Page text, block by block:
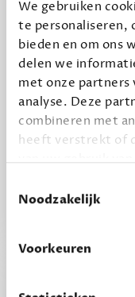
We gebruiken
te personaliseren,
bieden en om ons
delen we
met onze partners
analyse. Deze
combineren met
heeft verstrekt of
grondslag gebeurt,
wordt verwerkt.
Noodzakelijk
Voorkeuren
Alles van Dewey
Word een
per jaar
kijken of het